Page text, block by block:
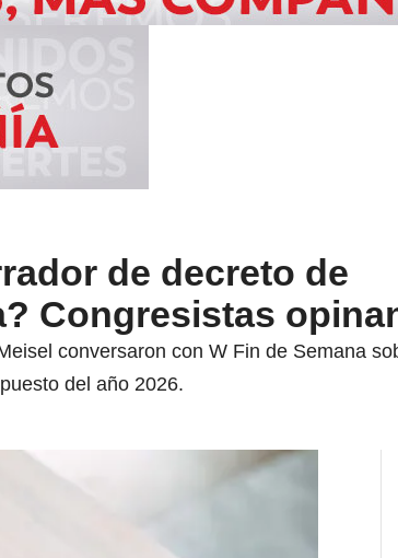
de decreto de
Congresistas
conversaron con W Fin de Semana
del año 2026.